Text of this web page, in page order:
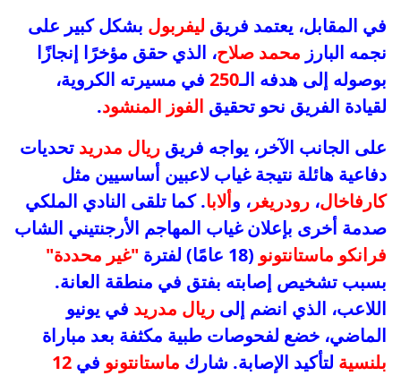
في المقابل، يعتمد فريق ليفربول بشكل كبير على
نجمه البارز محمد صلاح، الذي حقق مؤخرًا إنجازًا
بوصوله إلى هدفه الـ250 في مسيرته الكروية،
لقيادة الفريق نحو تحقيق الفوز المنشود.
على الجانب الآخر، يواجه فريق ريال مدريد تحديات
دفاعية هائلة نتيجة غياب لاعبين أساسيين مثل
كارفاخال، رودريغر، وألابا. كما تلقى النادي الملكي
صدمة أخرى بإعلان غياب المهاجم الأرجنتيني الشاب
فرانكو ماستانتونو (18 عامًا) لفترة
"غير محددة"
بسبب تشخيص إصابته بفتق في منطقة العانة.
اللاعب، الذي انضم إلى ريال مدريد في يونيو
الماضي، خضع لفحوصات طبية مكثفة بعد مباراة
بلنسية لتأكيد الإصابة. شارك ماستانتونو في 12